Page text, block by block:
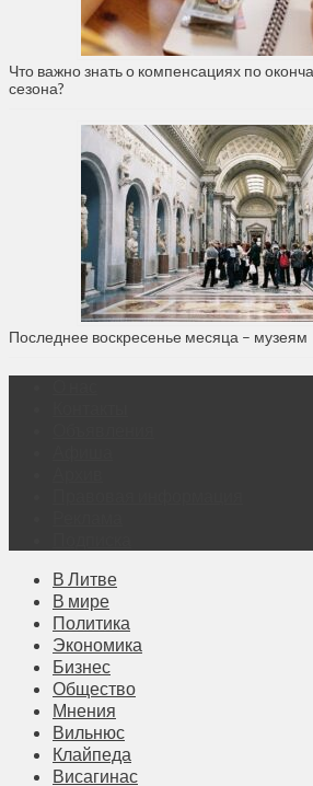
Что важно знать о компенсациях по
сезона?
Последнее воскресенье месяца – музеям
В Литве
В мире
Политика
Экономика
Бизнес
Общество
Мнения
Вильнюс
Клайпеда
Висагинас